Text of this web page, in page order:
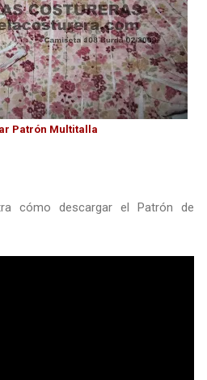
Patrón Multitalla
cómo descargar el Patrón de